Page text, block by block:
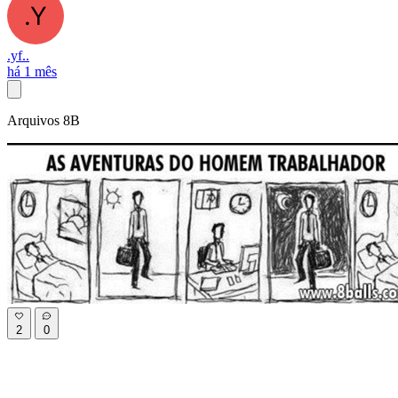
.yf..
há 1 mês
Arquivos 8B
2 0